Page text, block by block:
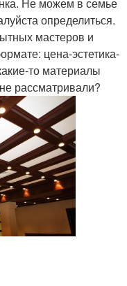
Не можем в семье
определиться.
мастеров и
цена-эстетика-
то материалы
рассматривали?